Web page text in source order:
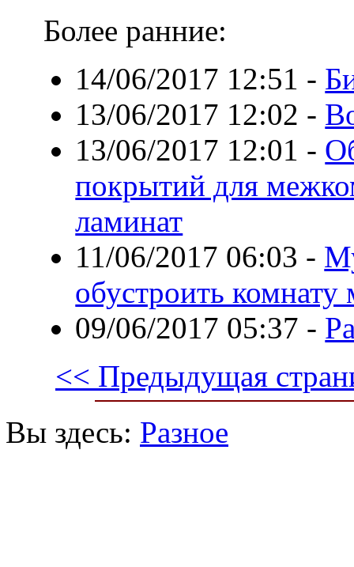
Более ранние:
14/06/2017 12:51 -
13/06/2017 12:02 -
13/06/2017 12:01 -
покрытий для
ламинат
11/06/2017 06:03 -
обустроить
09/06/2017 05:37 -
<< Предыдущая
Вы здесь: Разное